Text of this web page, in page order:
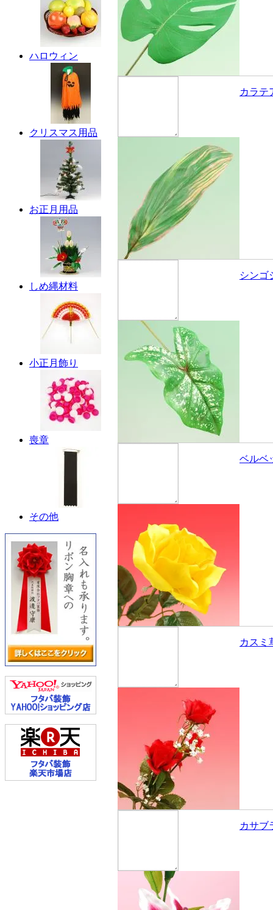
ハロウィン
クリスマス用品
お正月用品
しめ縄材料
小正月飾り
喪章
その他
カラテ
シンゴ
ベルベ
カスミ
カサブ